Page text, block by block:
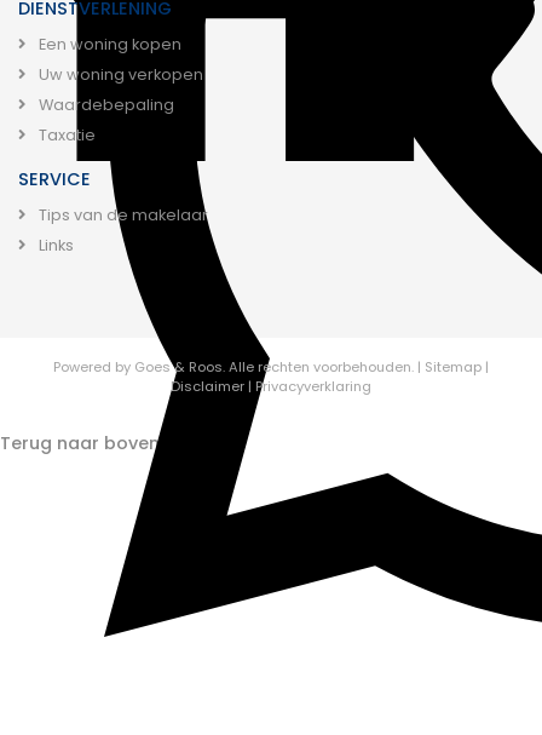
DIENSTVERLENING
Een woning kopen
Uw woning verkopen
Waardebepaling
Taxatie
SERVICE
Tips van de makelaar
Links
Powered by Goes & Roos.Alle rechten voorbehouden. | Sitemap |
Disclaimer | Privacyverklaring